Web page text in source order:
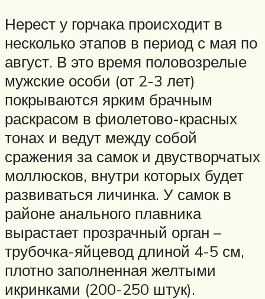
Нерест у горчака происходит в
несколько этапов в период с мая по
август. В это время половозрелые
мужские особи (от 2-3 лет)
покрываются ярким брачным
раскрасом в фиолетово-красных
тонах и ведут между собой
сражения за самок и двустворчатых
моллюсков, внутри которых будет
развиваться личинка. У самок в
районе анального плавника
вырастает прозрачный орган –
трубочка-яйцевод длиной 4-5 см,
плотно заполненная желтыми
икринками (200-250 штук).